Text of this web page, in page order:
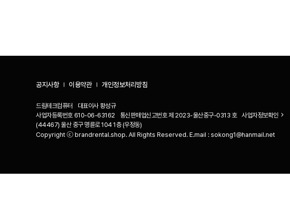
공지사항 이용약관 개인정보처리방침
드림테크컴퓨터 대표이사 황성규
사업자등록번호 610-06-63162 통신판매업신고번호 제 2023-울산중구-0313 호
사업자정보확인
(44467) 울산 중구 명륜로 104 1층 (우정동)
Copyright ⓒ brandrental.shop. All Rights Reserved. E.mail : sokong1@hanmail.net